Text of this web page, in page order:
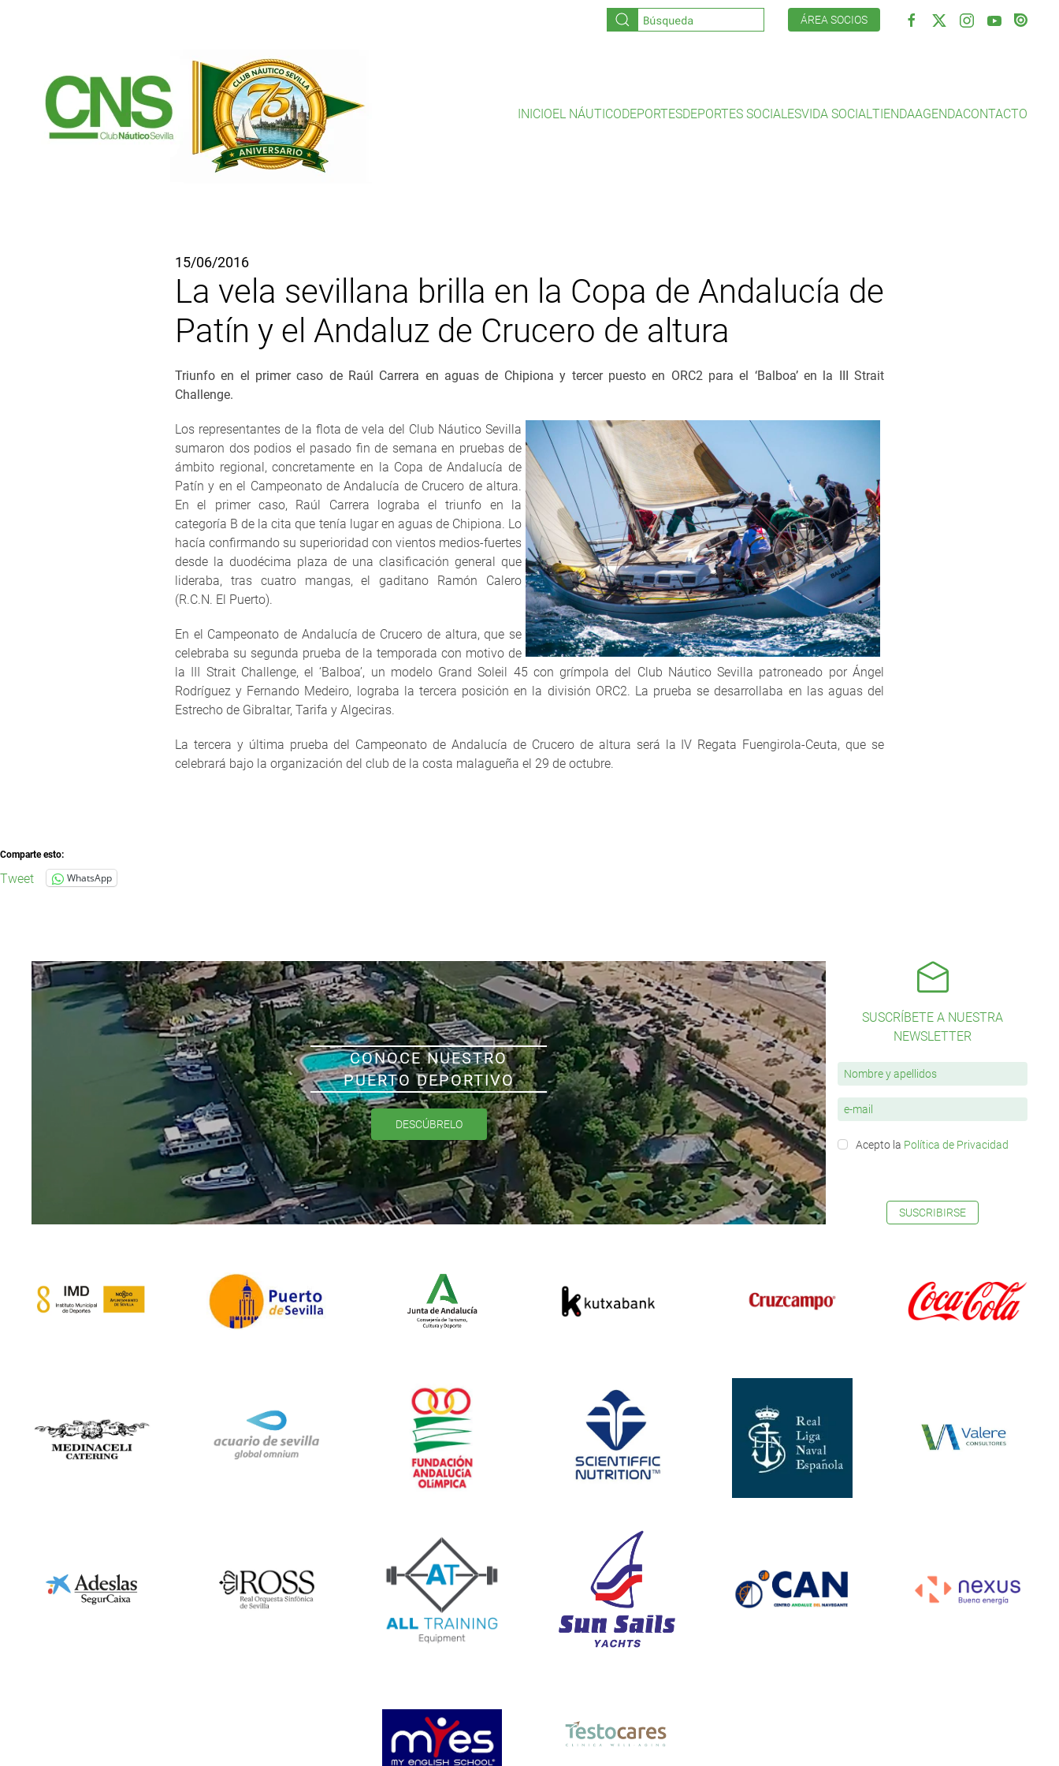
ÁREA SOCIOS
INICIOEL NÁUTICODEPORTESDEPORTES SOCIALESVIDA SOCIALTIENDAAGENDACONTACTO
15/06/2016
La vela sevillana brilla en la Copa de Andalucía de
Patín y el Andaluz de Crucero de altura
Triunfo en el primer caso de Raúl Carrera en aguas de Chipiona y tercer puesto en ORC2 para el ‘Balboa’ en la III Strait
Challenge.
Los representantes de la flota de vela del Club Náutico Sevilla
sumaron dos podios el pasado fin de semana en pruebas de
ámbito regional, concretamente en la Copa de Andalucía de
Patín y en el Campeonato de Andalucía de Crucero de altura.
En el primer caso, Raúl Carrera lograba el triunfo en la
categoría B de la cita que tenía lugar en aguas de Chipiona. Lo
hacía confirmando su superioridad con vientos medios-fuertes
desde la duodécima plaza de una clasificación general que
lideraba, tras cuatro mangas, el gaditano Ramón Calero
(R.C.N. El Puerto).
En el Campeonato de Andalucía de Crucero de altura, que se
celebraba su segunda prueba de la temporada con motivo de
la III Strait Challenge, el ‘Balboa’, un modelo Grand Soleil 45 con grímpola del Club Náutico Sevilla patroneado por Ángel
Rodríguez y Fernando Medeiro, lograba la tercera posición en la división ORC2. La prueba se desarrollaba en las aguas del
Estrecho de Gibraltar, Tarifa y Algeciras.
La tercera y última prueba del Campeonato de Andalucía de Crucero de altura será la IV Regata Fuengirola-Ceuta, que se
celebrará bajo la organización del club de la costa malagueña el 29 de octubre.
Comparte esto:
Tweet WhatsApp
CONOCE NUESTRO
PUERTO DEPORTIVO
DESCÚBRELO
SUSCRÍBETE A NUESTRA
NEWSLETTER
Acepto la Política de Privacidad
SUSCRIBIRSE